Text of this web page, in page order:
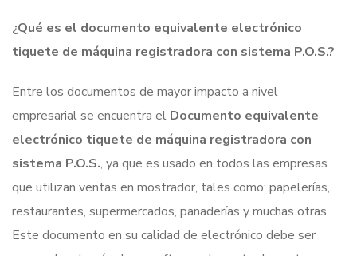
¿Qué es el documento equivalente electrónico
tiquete de máquina registradora con sistema P.O.S.?
Entre los documentos de mayor impacto a nivel
empresarial se encuentra el Documento equivalente
electrónico tiquete de máquina registradora con
sistema P.O.S., ya que es usado en todos las empresas
que utilizan ventas en mostrador, tales como: papelerías,
restaurantes, supermercados, panaderías y muchas otras.
Este documento en su calidad de electrónico debe ser